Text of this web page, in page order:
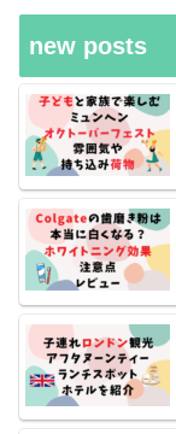
new posts